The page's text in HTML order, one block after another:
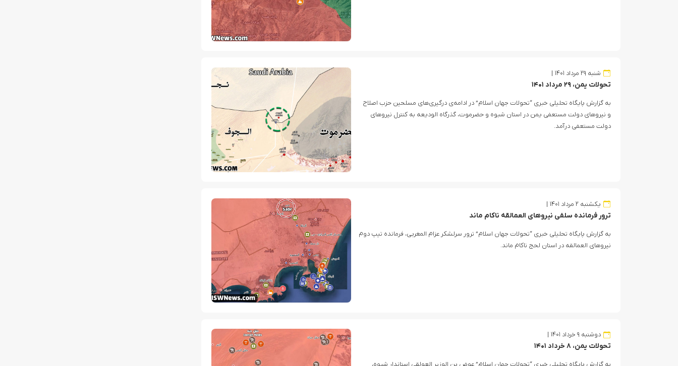
شنبه ۲۹ مرداد ۱۴۰۱
تحولات یمن، ۲۹ مرداد ۱۴۰۱
به گزارش پایگاه تحلیلی خبری “تحولات جهان اسلام” در ادامه‌ی درگیری‌های مسلحین حزب اصلاح
و نیروهای دولت مستعفی یمن در استان شبوه و حضرموت، گذرگاه الودیعه به کنترل نیروهای
دولت مستعفی درآمد.
یکشنبه ۲ مرداد ۱۴۰۱
ترور فرمانده سلفی نیروهای العمالقه ناکام ماند
به گزارش پایگاه تحلیلی خبری “تحولات جهان اسلام” ترور سرلشکر عزام المغربی، فرمانده تیپ دوم
نیروهای العمالقه در استان لحج ناکام ماند.
دوشنبه ۹ خرداد ۱۴۰۱
تحولات یمن، ۸ خرداد ۱۴۰۱